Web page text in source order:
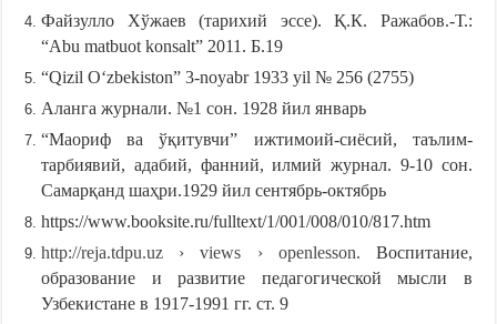
Файзулло Хўжаев (тарихий эссе). Қ.К. Ражабов.-Т.:
“Abu matbuot konsalt” 2011. Б.19
“Qizil Oʻzbekiston” 3-noyabr 1933 yil № 256 (2755)
Аланга журнали. №1 сон. 1928 йил январь
“Маориф ва ўқитувчи” ижтимоий-сиёсий, таълим-
тарбиявий, адабий, фанний, илмий журнал. 9-10 сон.
Самарқанд шаҳри.1929 йил сентябрь-октябрь
https://www.booksite.ru/fulltext/1/001/008/010/817.htm
http://reja.tdpu.uz › views › openlesson. Воспитание,
образование и развитие педагогической мысли в
Узбекистане в 1917-1991 гг. ст. 9